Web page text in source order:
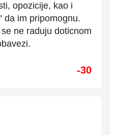
opozicije, kao i
da im pripomognu.
ne raduju doticnom
-30